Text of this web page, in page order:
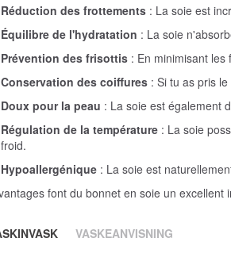
Réduction des frottements : La soie est
Équilibre de l'hydratation : La soie
Prévention des frisottis : En minimisant
Conservation des coiffures : Si tu as pris
Doux pour la peau : La soie est également
Régulation de la température : La soie
froid.
Hypoallergénique : La soie est
font du bonnet en soie un
VASKEANVISNING